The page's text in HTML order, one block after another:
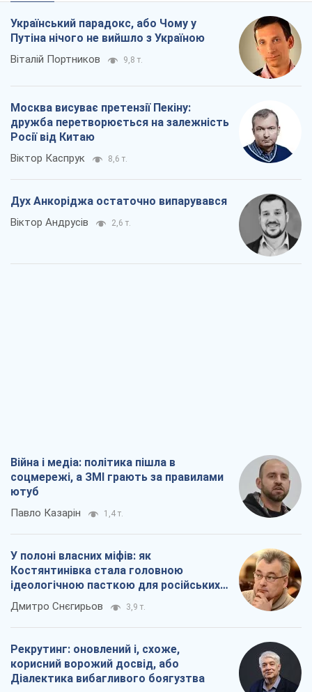
Український парадокс, або Чому у
Путіна нічого не вийшло з Україною
Віталій Портников 9,8 т.
Москва висуває претензії Пекіну:
дружба перетворюється на залежність
Росії від Китаю
Віктор Каспрук 8,6 т.
Дух Анкоріджа остаточно випарувався
Віктор Андрусів 2,6 т.
Війна і медіа: політика пішла в
соцмережі, а ЗМІ грають за правилами
ютуб
Павло Казарін 1,4 т.
У полоні власних міфів: як
Костянтинівка стала головною
ідеологічною пасткою для російських
окупантів
Дмитро Снєгирьов 3,9 т.
Рекрутинг: оновлений і, схоже,
корисний ворожий досвід, або
Діалектика вибагливого боягузтва